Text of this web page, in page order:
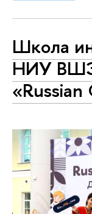
Школа
НИУ ВШЭ